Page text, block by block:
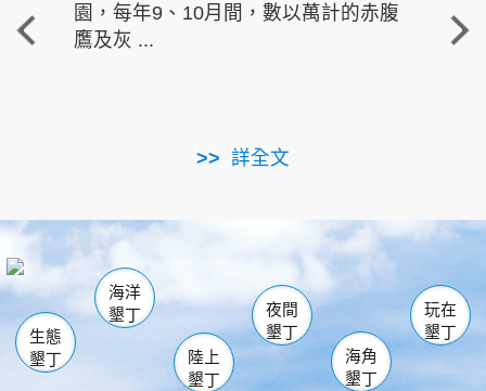
園，每年9、10月間，數以萬計的赤腹
鷹及灰 ...
詳全文
重
走進
南仁湖
海生館
恆春 佳樂水
龍鑾潭自然中心 森林遊樂區
瓊麻館
關山 墾管處遊客中心
社頂公園 風吹沙
船帆石
白砂 龍磐公園
香蕉灣
砂島
鵝鑾鼻
生態
墾丁
海洋
墾丁
陸上
墾丁
夜間
墾丁
海角
墾丁
玩在
墾丁